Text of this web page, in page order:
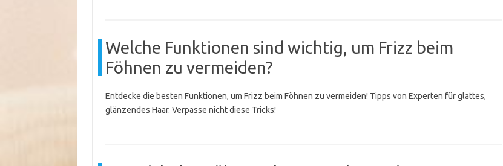
Welche Funktionen sind wichtig, um Frizz beim
Föhnen zu vermeiden?
Entdecke die besten Funktionen, um Frizz beim Föhnen zu vermeiden! Tipps von Experten für glattes,
glänzendes Haar. Verpasse nicht diese Tricks!